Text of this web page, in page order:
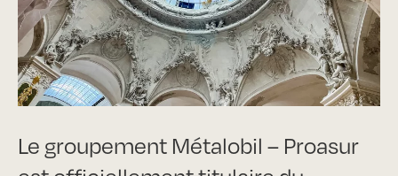
Le groupement Métalobil – Proasur